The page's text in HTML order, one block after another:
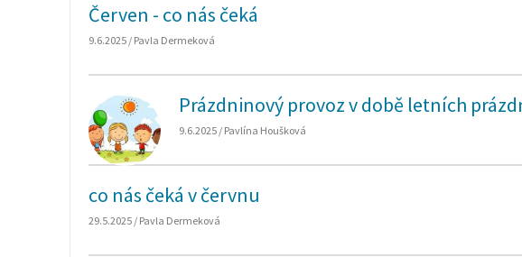
Červen - co nás čeká
9.6.2025 / Pavla Dermeková
Prázdninový provoz v době letních
9.6.2025 / Pavlína Houšková
co nás čeká v červnu
29.5.2025 / Pavla Dermeková